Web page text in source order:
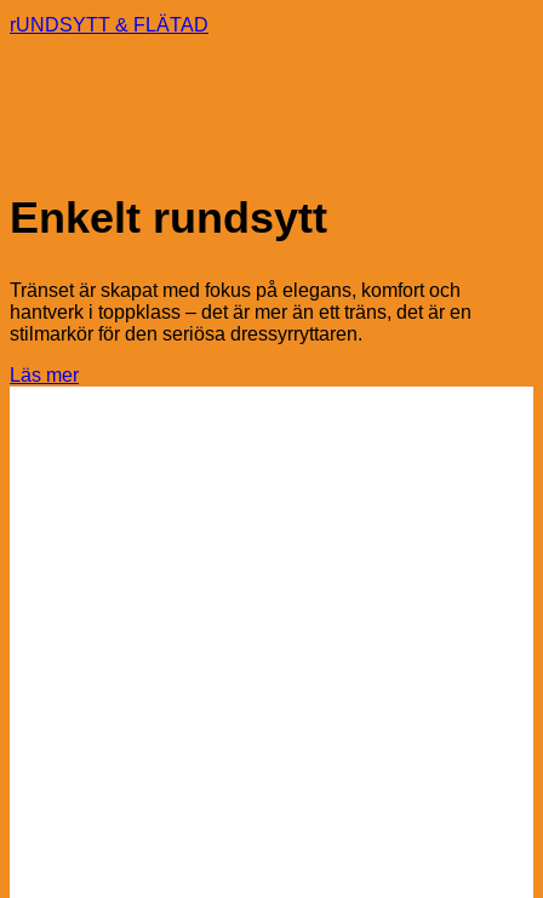
rUNDSYTT & FLÄTAD
Enkelt rundsytt
Tränset är skapat med fokus på elegans, komfort och
hantverk i toppklass – det är mer än ett träns, det är en
stilmarkör för den seriösa dressyrryttaren.
Läs mer